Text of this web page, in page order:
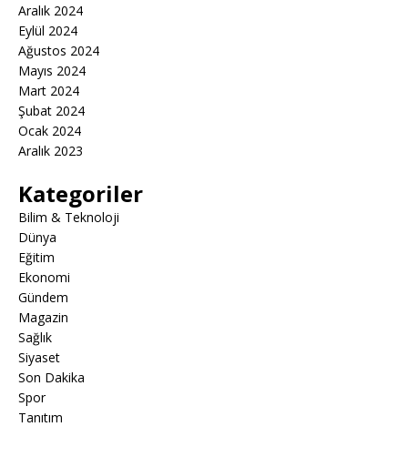
Aralık 2024
Eylül 2024
Ağustos 2024
Mayıs 2024
Mart 2024
Şubat 2024
Ocak 2024
Aralık 2023
Kategoriler
Bilim & Teknoloji
Dünya
Eğitim
Ekonomi
Gündem
Magazin
Sağlık
Siyaset
Son Dakika
Spor
Tanıtım